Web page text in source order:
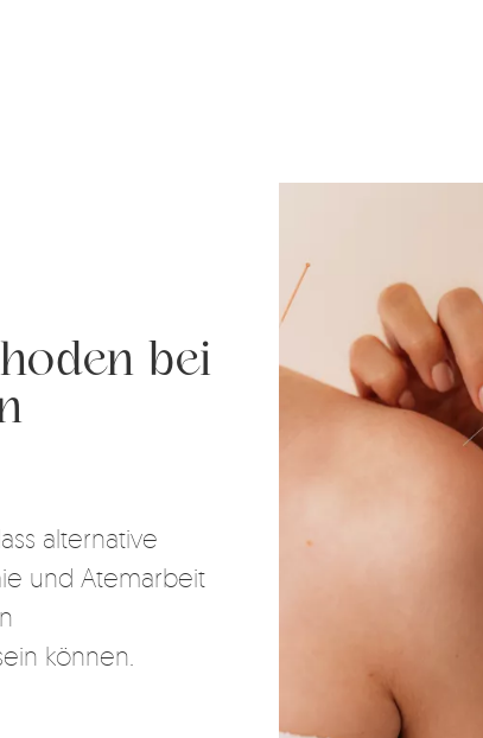
bei
alternative
und Atemarbeit
können.